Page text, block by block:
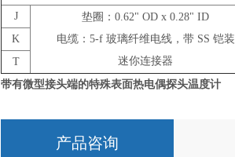
J
垫圈：0.62" OD x 0.28" ID
电缆：5-f 玻璃纤维电线，带 SS 铠装
迷你连接器
K
T
带有微型接头端的特殊表面热电偶探头温度计
产品咨询